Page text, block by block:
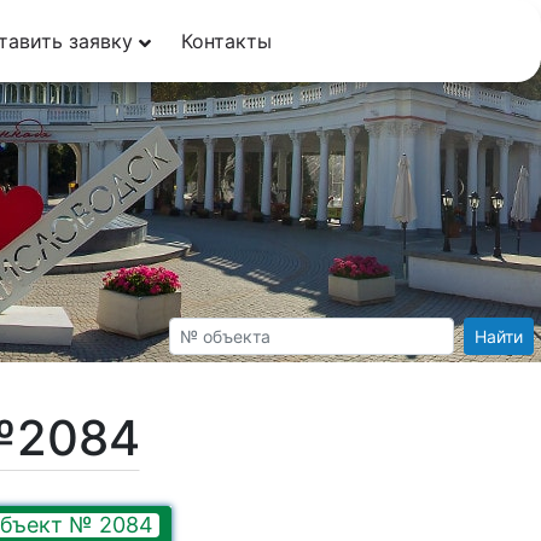
заявку Контакты
Найти
№ 2084